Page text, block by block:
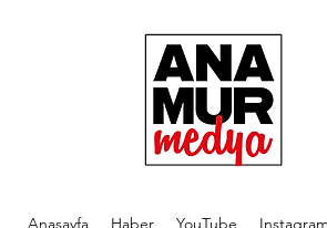
Anasayfa Haber YouTube Instagram